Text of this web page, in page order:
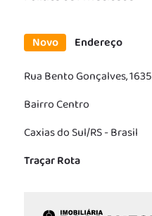
Novo
Endereço
Rua Bento Gonçalves, 1635
Bairro Centro
Caxias do Sul/RS - Brasil
Traçar Rota